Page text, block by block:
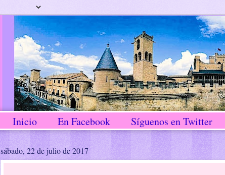
Inicio En Facebook Síguenos en Twitter
sábado, 22 de julio de 2017